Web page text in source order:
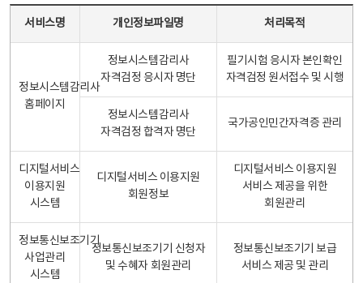
서비스명 개인정보파일명 처리목적
정보시스템감리사
홈페이지
정보시스템감리사
자격검정 응시자 명단
필기시험 응시자 본인확인
자격검정 원서접수 및 시행
정보시스템감리사
자격검정 합격자 명단
국가공인민간자격증 관리
디지털서비스
이용지원
시스템
디지털서비스 이용지원
회원정보
디지털서비스 이용지원
서비스 제공을 위한
회원관리
정보통신보조기기
사업관리
시스템
정보통신보조기기 신청자
및 수혜자 회원관리
정보통신보조기기 보급
서비스 제공 및 관리